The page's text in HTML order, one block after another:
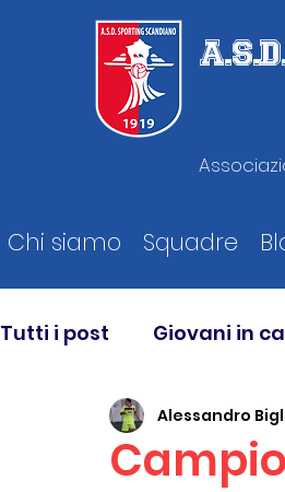
Chi siamo Squadre
Tutti i post Giovani in
Alessandro